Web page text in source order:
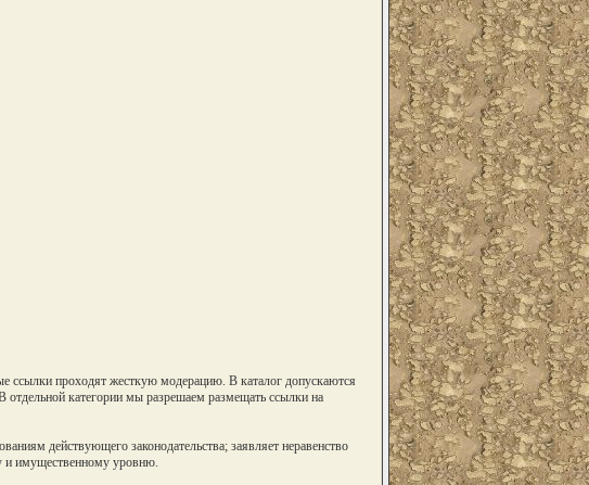
ссылки проходят жесткую модерацию. В каталог допускаются
отдельной категории мы разрешаем размещать ссылки на
действующего законодательства; заявляет неравенство
и имущественному уровню.